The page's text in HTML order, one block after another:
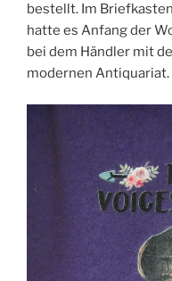
bestellt. Im
hatte es Anfang der
bei dem Händler mit
modernen Antiquariat.